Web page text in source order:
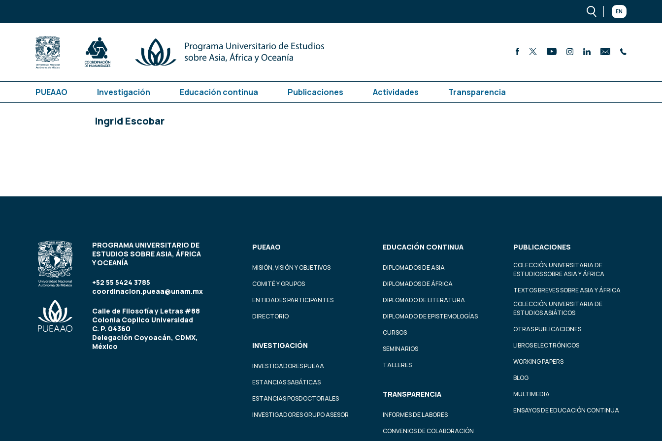
EN
PUEAAO Investigación Educación continua Publicaciones Actividades Transparencia
Ingrid Escobar
PROGRAMA UNIVERSITARIO DE
ESTUDIOS SOBRE ASIA, ÁFRICA
Y OCEANÍA
+52 55 5424 3785
coordinacion.pueaa@unam.mx
Calle de Filosofía y Letras #88
Colonia Copilco Universidad
C. P. 04360
Delegación Coyoacán, CDMX,
México
PUEAAO
MISIÓN, VISIÓN Y OBJETIVOS
COMITÉ Y GRUPOS
ENTIDADES PARTICIPANTES
DIRECTORIO
INVESTIGACIÓN
INVESTIGADORES PUEAA
ESTANCIAS SABÁTICAS
ESTANCIAS POSDOCTORALES
INVESTIGADORES GRUPO ASESOR
EDUCACIÓN CONTINUA
DIPLOMADOS DE ASIA
DIPLOMADOS DE ÁFRICA
DIPLOMADO DE LITERATURA
DIPLOMADO DE EPISTEMOLOGÍAS
CURSOS
SEMINARIOS
TALLERES
TRANSPARENCIA
INFORMES DE LABORES
CONVENIOS DE COLABORACIÓN
PUBLICACIONES
COLECCIÓN UNIVERSITARIA DE
ESTUDIOS SOBRE ASIA Y ÁFRICA
TEXTOS BREVES SOBRE ASIA Y ÁFRICA
COLECCIÓN UNIVERSITARIA DE
ESTUDIOS ASIÁTICOS
OTRAS PUBLICACIONES
LIBROS ELECTRÓNICOS
WORKING PAPERS
BLOG
MULTIMEDIA
ENSAYOS DE EDUCACIÓN CONTINUA